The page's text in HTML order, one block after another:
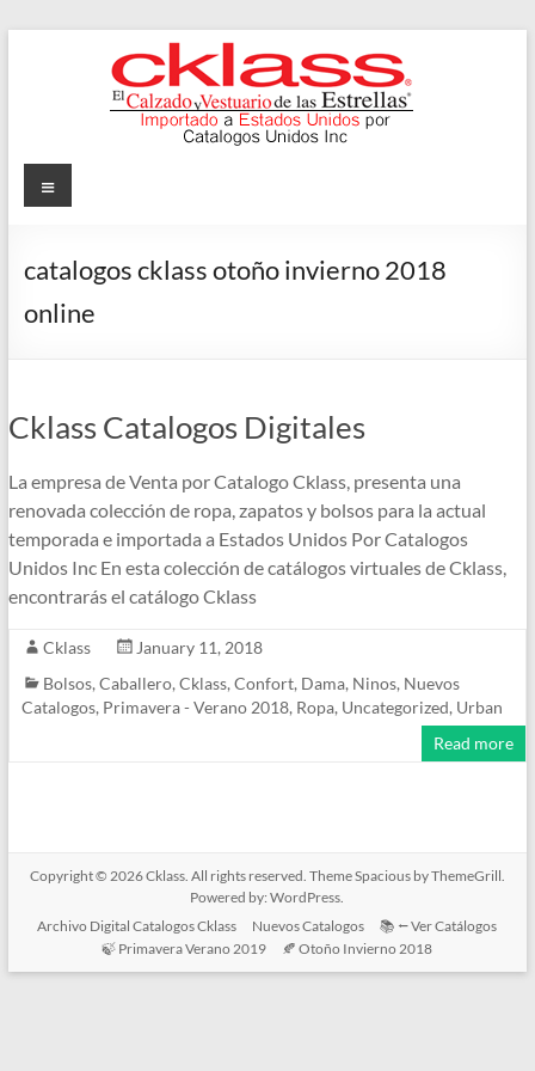
Cklass
y
Vestuario
Menu
catalogos cklass otoño invierno 2018
online
Cklass Catalogos Digitales
La empresa de Venta por Catalogo Cklass, presenta una
renovada colección de ropa, zapatos y bolsos para la actual
temporada e importada a Estados Unidos Por Catalogos
Unidos Inc En esta colección de catálogos virtuales de Cklass,
encontrarás el catálogo Cklass
Cklass
January 11, 2018
Bolsos, Caballero, Cklass, Confort, Dama, Ninos, Nuevos
Catalogos, Primavera - Verano 2018, Ropa, Uncategorized, Urban
Read more
Copyright © 2026Cklass. All rights reserved. ThemeSpaciousby ThemeGrill.
Powered by:WordPress.
Archivo Digital Catalogos Cklass
Nuevos Catalogos
📚 ⭠ Ver Catálogos
🍃 Primavera Verano 2019
🍂 Otoño Invierno 2018